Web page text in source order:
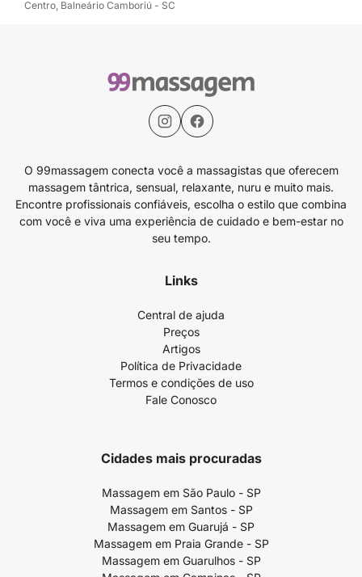
Centro, Balneário Camboriú - SC
O 99massagem conecta você a massagistas que oferecem
massagem tântrica, sensual, relaxante, nuru e muito mais.
Encontre profissionais confiáveis, escolha o estilo que combina
com você e viva uma experiência de cuidado e bem-estar no
seu tempo.
Links
Central de ajuda
Preços
Artigos
Política de Privacidade
Termos e condições de uso
Fale Conosco
Cidades mais procuradas
Massagem em São Paulo - SP
Massagem em Santos - SP
Massagem em Guarujá - SP
Massagem em Praia Grande - SP
Massagem em Guarulhos - SP